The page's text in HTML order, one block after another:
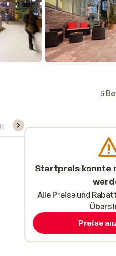
5
Skipass/Kurse/Material
Startpreis konnte
Alle Preise und
Preise